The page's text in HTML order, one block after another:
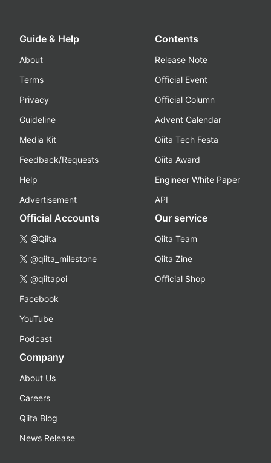
Guide & Help
About
Terms
Privacy
Guideline
Media Kit
Feedback/Requests
Help
Advertisement
Contents
Release Note
Official Event
Official Column
Advent Calendar
Qiita Tech Festa
Qiita Award
Engineer White Paper
API
Official Accounts
@Qiita
@qiita_milestone
@qiitapoi
Facebook
YouTube
Podcast
Our service
Qiita Team
Qiita Zine
Official Shop
Company
About Us
Careers
Qiita Blog
News Release